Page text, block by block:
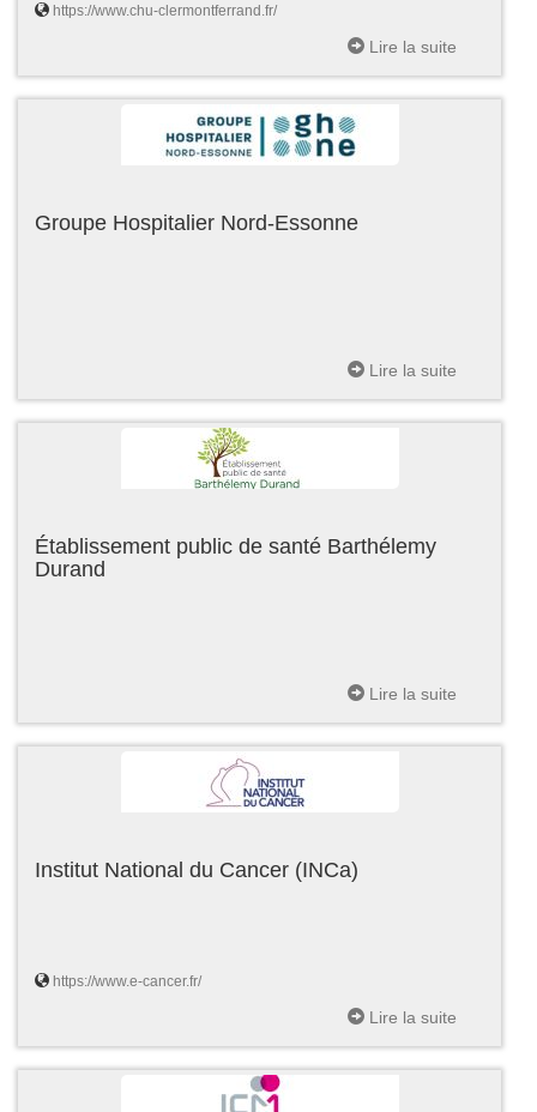
https://www.chu-clermontferrand.fr/
Lire la suite
Groupe Hospitalier Nord-Essonne
Lire la suite
Établissement public de santé Barthélemy
Durand
Lire la suite
Institut National du Cancer (INCa)
https://www.e-cancer.fr/
Lire la suite